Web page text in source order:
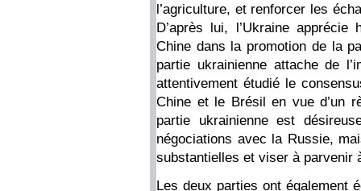
l’agriculture, et renforcer les
D’après lui, l’Ukraine
Chine dans la promotion de la
partie ukrainienne attache de
attentivement étudié le
Chine et le Brésil en vue d’un
partie ukrainienne est
négociations avec la Russie,
substantielles et viser à parvenir
Les deux parties ont également